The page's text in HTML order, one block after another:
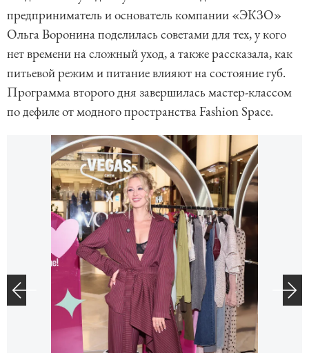
предприниматель и основатель компании «ЭКЗО»
Ольга Воронина поделилась советами для тех, у кого
нет времени на сложный уход, а также рассказала, как
питьевой режим и питание влияют на состояние губ.
Программа второго дня завершилась мастер-классом
по дефиле от модного пространства Fashion Space.